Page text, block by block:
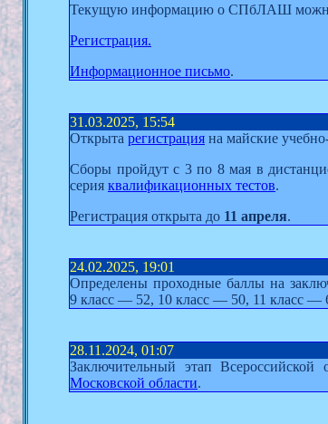
Текущую информацию о СПбЛАШ можно
Регистрация.
Информационное письмо.
31.03.2025, 15:54
Открыта регистрация на майские
Сборы пройдут с 3 по 8 мая в
серия квалификационных тестов.
Регистрация открыта до 11 апреля.
24.02.2025, 19:01
Определены проходные баллы на
9 класс — 52, 10 класс — 50, 11 класс —
28.11.2024, 01:07
Заключительный этап
Московской области.